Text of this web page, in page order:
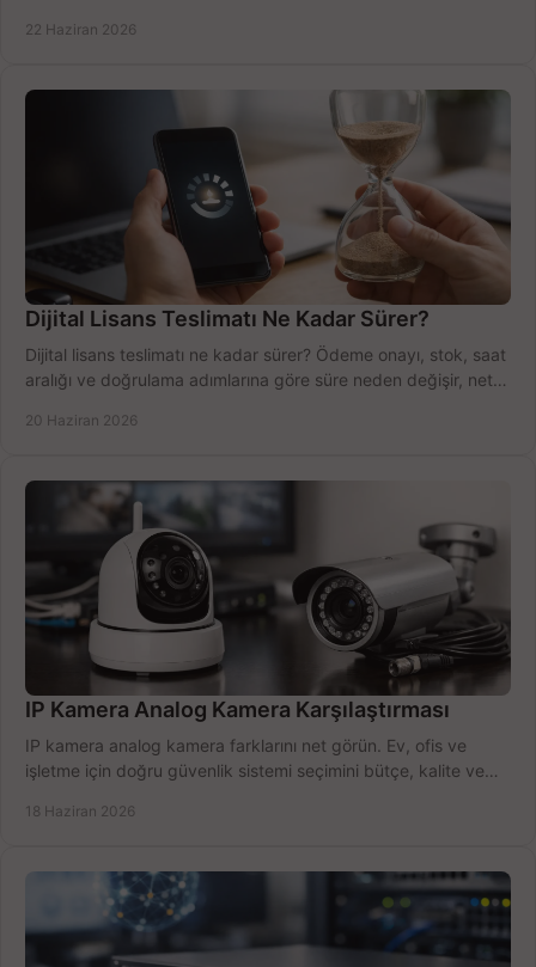
22 Haziran 2026
Dijital Lisans Teslimatı Ne Kadar Sürer?
Dijital lisans teslimatı ne kadar sürer? Ödeme onayı, stok, saat
aralığı ve doğrulama adımlarına göre süre neden değişir, net
20 Haziran 2026
IP Kamera Analog Kamera Karşılaştırması
IP kamera analog kamera farklarını net görün. Ev, ofis ve
işletme için doğru güvenlik sistemi seçimini bütçe, kalite ve
18 Haziran 2026